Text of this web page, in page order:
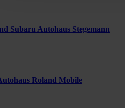
Subaru Autohaus Stegemann
Roland Mobile